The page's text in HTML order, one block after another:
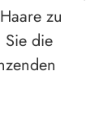
zu
die